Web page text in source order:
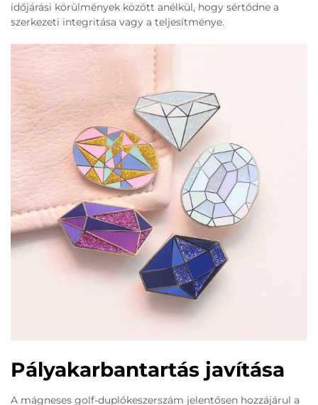
időjárási körülmények között anélkül, hogy sértődne a
szerkezeti integritása vagy a teljesítménye.
Pályakarbantartás javítása
A mágneses golf-duplőkeszerszám jelentősen hozzájárul a